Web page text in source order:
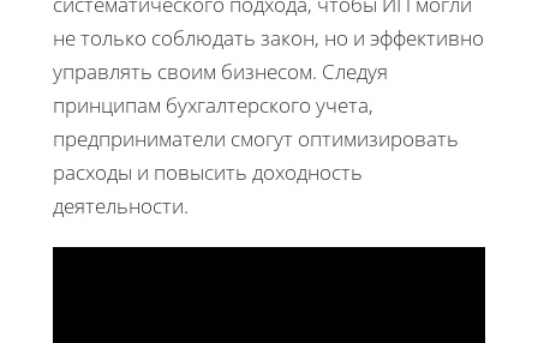
не только соблюдать закон, но и эффективно
управлять своим бизнесом. Следуя
принципам бухгалтерского учета,
предприниматели смогут оптимизировать
расходы и повысить доходность
деятельности.